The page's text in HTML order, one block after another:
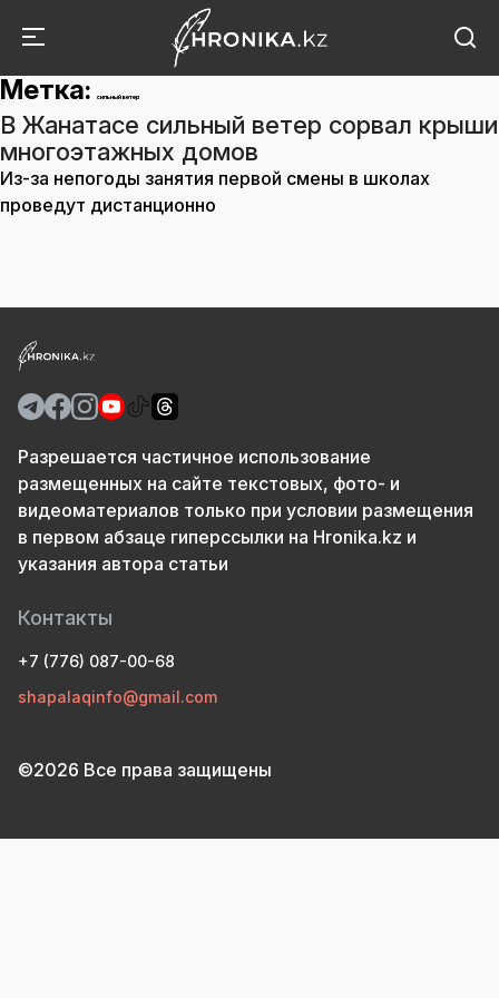
Метка: сильный ветер
В Жанатасе сильный ветер сорвал крыши
многоэтажных домов
Из-за непогоды занятия первой смены в школах
проведут дистанционно
Разрешается частичное использование
размещенных на сайте текстовых, фото- и
видеоматериалов только при условии размещения
в первом абзаце гиперссылки на Hronika.kz и
указания автора статьи
Контакты
+7 (776) 087-00-68
shapalaqinfo@gmail.com
©2026 Все права защищены